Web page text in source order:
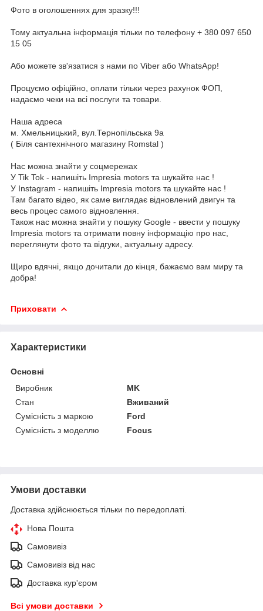
Фото в оголошеннях для зразку!!!
Тому актуальна інформація тільки по телефону + 380 097 650
15 05
Або можете зв'язатися з нами по Viber або WhatsApp!
Процуємо офіційно, оплати тільки через рахунок ФОП,
надаємо чеки на всі послуги та товари.
Наша адреса
м. Хмельницький, вул.Тернопільська 9а
( Біля сантехнічного магазину Romstal )
Нас можна знайти у соцмережах
У Tik Tok - напишіть Impresia motors та шукайте нас !
У Instagram - напишіть Impresia motors та шукайте нас !
Там багато відео, як саме виглядає відновлений двигун та
весь процес самого відновлення.
Також нас можна знайти у пошуку Google - ввести у пошуку
Impresia motors та отримати повну інформацію про нас,
переглянути фото та відгуки, актуальну адресу.
Щиро вдячні, якщо дочитали до кінця, бажаємо вам миру та
добра!
Приховати
Характеристики
Основні
Виробник
MK
Стан
Вживаний
Сумісність з маркою
Ford
Сумісність з моделлю
Focus
Умови доставки
Доставка здійснюється тільки по передоплаті.
Нова Пошта
Самовивіз
Самовивіз від нас
Доставка кур'єром
Всі умови доставки